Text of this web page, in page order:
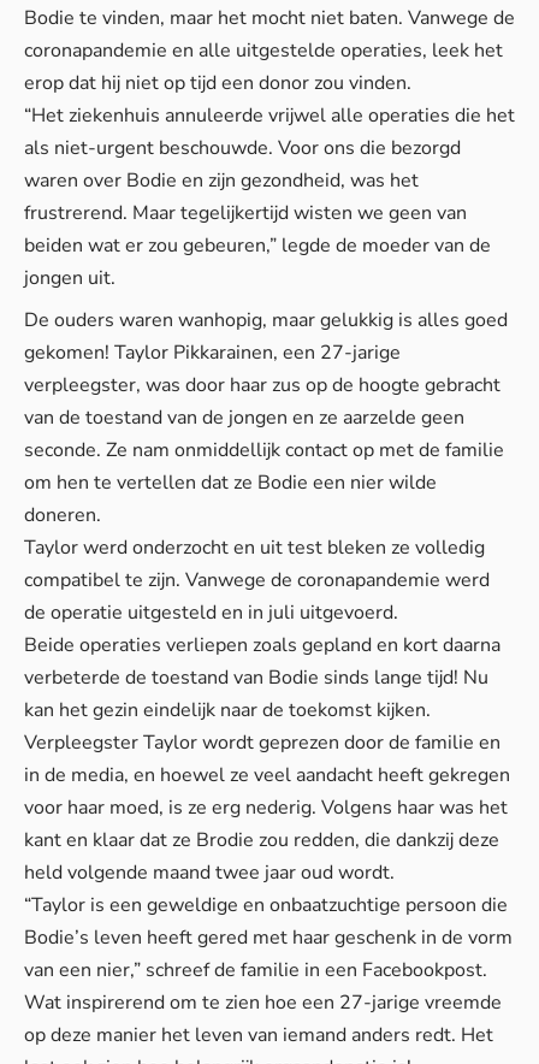
Bodie te vinden, maar het mocht niet baten. Vanwege de
coronapandemie en alle uitgestelde operaties, leek het
erop dat hij niet op tijd een donor zou vinden.
“Het ziekenhuis annuleerde vrijwel alle operaties die het
als niet-urgent beschouwde. Voor ons die bezorgd
waren over Bodie en zijn gezondheid, was het
frustrerend. Maar tegelijkertijd wisten we geen van
beiden wat er zou gebeuren,” legde de moeder van de
jongen uit.
De ouders waren wanhopig, maar gelukkig is alles goed
gekomen! Taylor Pikkarainen, een 27-jarige
verpleegster, was door haar zus op de hoogte gebracht
van de toestand van de jongen en ze aarzelde geen
seconde. Ze nam onmiddellijk contact op met de familie
om hen te vertellen dat ze Bodie een nier wilde
doneren.
Taylor werd onderzocht en uit test bleken ze volledig
compatibel te zijn. Vanwege de coronapandemie werd
de operatie uitgesteld en in juli uitgevoerd.
Beide operaties verliepen zoals gepland en kort daarna
verbeterde de toestand van Bodie sinds lange tijd! Nu
kan het gezin eindelijk naar de toekomst kijken.
Verpleegster Taylor wordt geprezen door de familie en
in de media, en hoewel ze veel aandacht heeft gekregen
voor haar moed, is ze erg nederig. Volgens haar was het
kant en klaar dat ze Brodie zou redden, die dankzij deze
held volgende maand twee jaar oud wordt.
“Taylor is een geweldige en onbaatzuchtige persoon die
Bodie’s leven heeft gered met haar geschenk in de vorm
van een nier,” schreef de familie in een Facebookpost.
Wat inspirerend om te zien hoe een 27-jarige vreemde
op deze manier het leven van iemand anders redt. Het